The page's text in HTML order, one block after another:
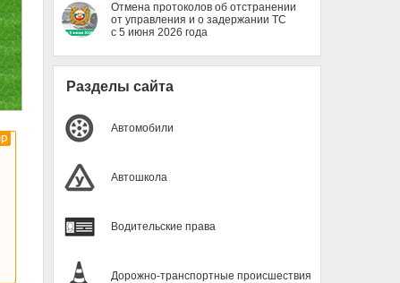
Отмена протоколов об отстранении
от управления и о задержании ТС
с 5 июня 2026 года
Разделы сайта
Автомобили
Автошкола
Водительские права
Дорожно-транспортные происшествия